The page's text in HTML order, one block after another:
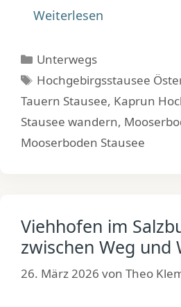
Weiterlesen
Kategorien
Unterwegs
Schlagwörter
Hochgebirgsstausee
Tauern Stausee, Kaprun
Stausee wandern,
Mooserboden Stausee
Viehhofen im
zwischen Weg und
26. März 2026 von Theo